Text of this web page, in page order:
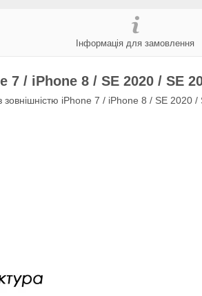
Інформація для замовлення
/ iPhone 8 / SE 2020 / SE
зовнішністю iPhone 7 / iPhone 8 / SE 2020 /